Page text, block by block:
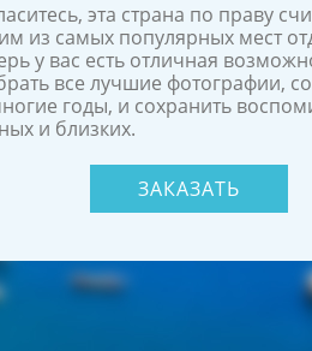
эта страна по праву
из самых популярных мест
у вас есть отличная
все лучшие фотографии,
годы, и сохранить
и близких.
ЗАКАЗАТЬ